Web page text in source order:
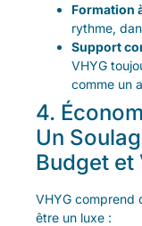
Formation
rythme,
Support
VHYG
comme un
4.
Un
Budget et
VHYG comprend
être un luxe :